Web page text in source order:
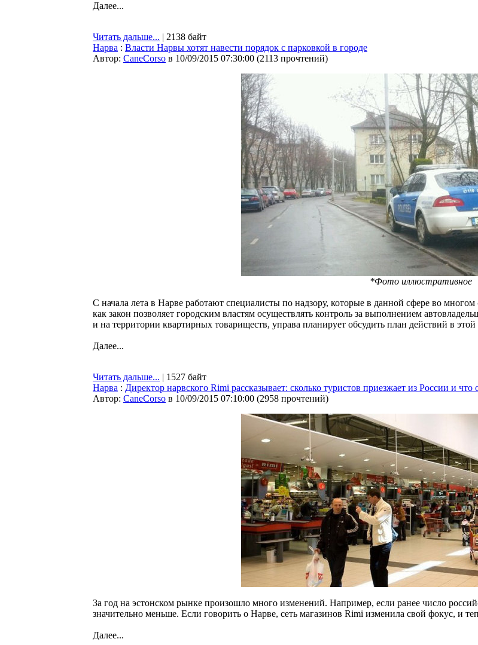
Далее...
Читать дальше... | 2138 байт
Нарва : Власти Нарвы хотят навести порядок с парковкой в городе
Автор: CaneCorso в 10/09/2015 07:30:00 (2113 прочтений)
*Фото иллюстративное
С начала лета в Нарве работают специалисты по надзору, которые в данной сфере во
как закон позволяет городским властям осуществлять контроль за выполнением
и на территории квартирных товариществ, управа планирует обсудить план действий в
Далее...
Читать дальше... | 1527 байт
Нарва : Директор нарвского Rimi рассказывает: сколько туристов приезжает из России и
Автор: CaneCorso в 10/09/2015 07:10:00 (2958 прочтений)
За год на эстонском рынке произошло много изменений. Например, если ранее число
значительно меньше. Если говорить о Нарве, сеть магазинов Rimi изменила свой фокус, и
Далее...